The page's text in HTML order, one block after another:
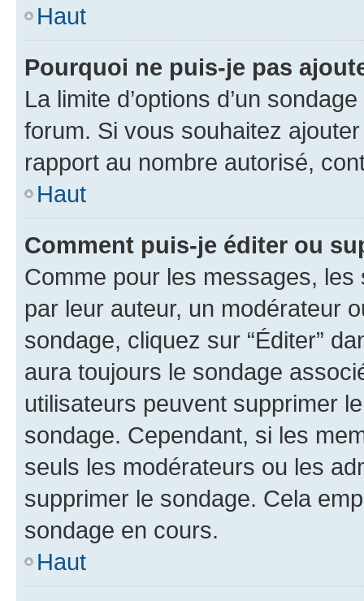
Haut
Pourquoi ne puis-je pas
La limite d’options d’un
forum. Si vous souhaitez
rapport au nombre autorisé,
Haut
Comment puis-je éditer ou
Comme pour les messages,
par leur auteur, un modérateur
sondage, cliquez sur “Éditer”
aura toujours le sondage
utilisateurs peuvent supprimer
sondage. Cependant, si les
seuls les modérateurs ou les
supprimer le sondage. Cela
sondage en cours.
Haut